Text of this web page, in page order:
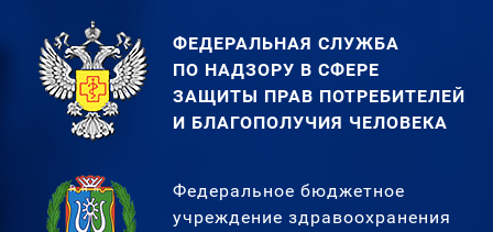
ФЕДЕРАЛЬНАЯ СЛУЖБА
ПО НАДЗОРУ В СФЕРЕ
ЗАЩИТЫ ПРАВ ПОТРЕБИТЕЛЕЙ
И БЛАГОПОЛУЧИЯ ЧЕЛОВЕКА
Федеральное бюджетное
учреждение здравоохранения